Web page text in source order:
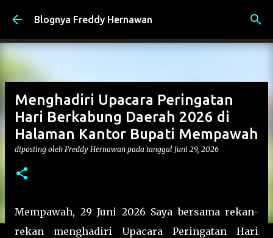
Langsung ke konten utama
Blognya Freddy Hernawan
Menghadiri Upacara Peringatan
Hari Berkabung Daerah 2026 di
Halaman Kantor Bupati Mempawah
diposting oleh Freddy Hernawan pada tanggal Juni 29, 2026
Mempawah, 29 Juni 2026 Saya bersama rekan-
rekan menghadiri Upacara Peringatan Hari